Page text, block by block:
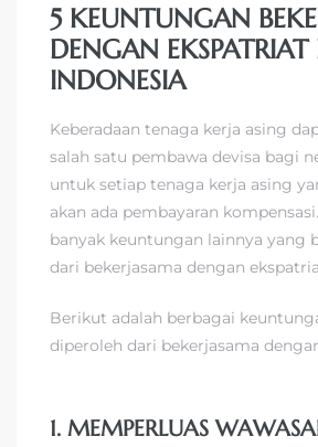
5 KEUNTUNGAN
DENGAN EKSPATRIAT
INDONESIA
Keberadaan tenaga kerja asing
salah satu pembawa devisa bagi
untuk setiap tenaga kerja asing
akan ada pembayaran
banyak keuntungan lainnya yang
dari bekerjasama dengan
Berikut adalah berbagai
diperoleh dari bekerjasama
1. MEMPERLUAS